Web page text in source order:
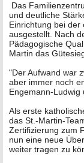
Das
und deutliche
Einrichtung bei der
ausgestellt. Nach
Pädagogische
Martin das
"Der Aufwand war
aber immer noch
Engemann-Ludwig
Als erste
das St.-Martin-
Zertifizierung zum
nun eine neue
weiter tragen zu